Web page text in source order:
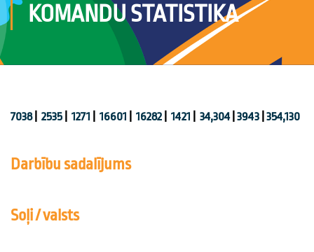
KOMANDU STATISTIKA
7038 2535 1271 16601 16282 1421 34,304 3943 354,130
Darbību sadalījums
Soļi / valsts